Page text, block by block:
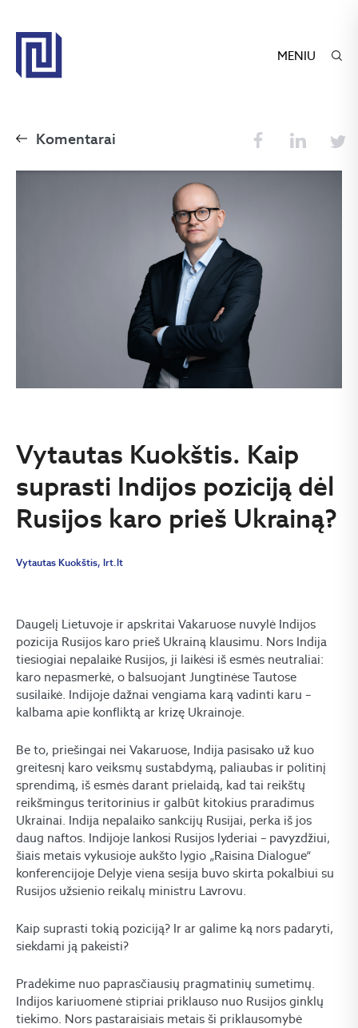
MENIU
Komentarai
Vytautas Kuokštis. Kaip
suprasti Indijos poziciją dėl
Rusijos karo prieš Ukrainą?
Vytautas Kuokštis, lrt.lt
Daugelį Lietuvoje ir apskritai Vakaruose nuvylė Indijos
pozicija Rusijos karo prieš Ukrainą klausimu. Nors Indija
tiesiogiai nepalaikė Rusijos, ji laikėsi iš esmės neutraliai:
karo nepasmerkė, o balsuojant Jungtinėse Tautose
susilaikė. Indijoje dažnai vengiama karą vadinti karu –
kalbama apie konfliktą ar krizę Ukrainoje.
Be to, priešingai nei Vakaruose, Indija pasisako už kuo
greitesnį karo veiksmų sustabdymą, paliaubas ir politinį
sprendimą, iš esmės darant prielaidą, kad tai reikštų
reikšmingus teritorinius ir galbūt kitokius praradimus
Ukrainai. Indija nepalaiko sankcijų Rusijai, perka iš jos
daug naftos. Indijoje lankosi Rusijos lyderiai – pavyzdžiui,
šiais metais vykusioje aukšto lygio „Raisina Dialogue“
konferencijoje Delyje viena sesija buvo skirta pokalbiui su
Rusijos užsienio reikalų ministru Lavrovu.
Kaip suprasti tokią poziciją? Ir ar galime ką nors padaryti,
siekdami ją pakeisti?
Pradėkime nuo paprasčiausių pragmatinių sumetimų.
Indijos kariuomenė stipriai priklauso nuo Rusijos ginklų
tiekimo. Nors pastaraisiais metais ši priklausomybė